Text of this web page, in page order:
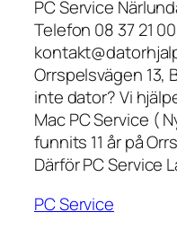
PC Service
Telefon 08 37 21
Orrspelsvägen 13,
inte dator? Vi
Mac PC Service (
funnits 11 år på
Därför PC Service
PC Service